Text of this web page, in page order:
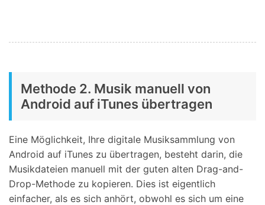
Methode 2. Musik manuell von
Android auf iTunes übertragen
Eine Möglichkeit, Ihre digitale Musiksammlung von
Android auf iTunes zu übertragen, besteht darin, die
Musikdateien manuell mit der guten alten Drag-and-
Drop-Methode zu kopieren. Dies ist eigentlich
einfacher, als es sich anhört, obwohl es sich um eine